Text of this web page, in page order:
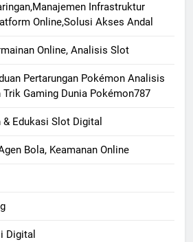
Infrastruktur
Online,Solusi Akses Andal
Online, Analisis Slot
Pertarungan Pokémon Analisis
Gaming Dunia Pokémon787
Edukasi Slot Digital
Bola, Keamanan Online
Digital